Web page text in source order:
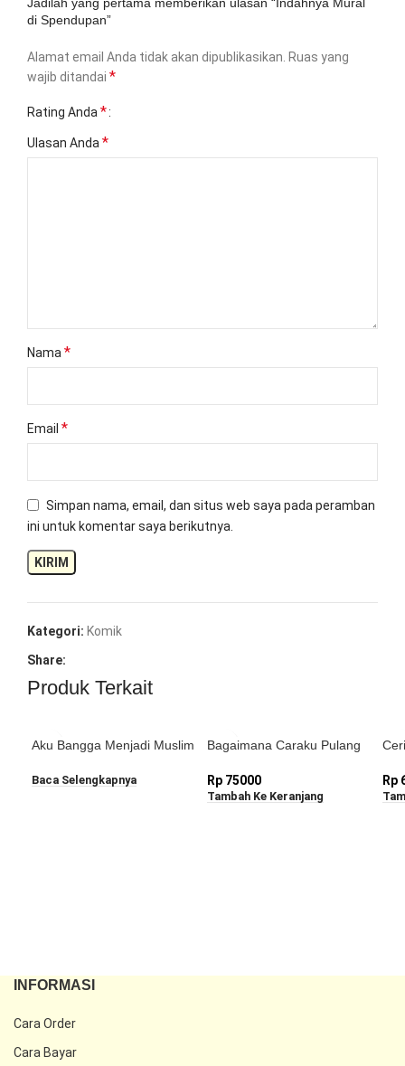
di Spendupan”
Alamat email Anda tidak akan dipublikasikan. Ruas yang
wajib ditandai *
Rating Anda *
Ulasan Anda *
Nama *
Email *
Simpan nama, email, dan situs web saya pada peramban
ini untuk komentar saya berikutnya.
Kategori: Komik
Share:
Produk Terkait
Aku Bangga Menjadi Muslim
Baca Selengkapnya
Bagaimana Caraku Pulang
Rp 75000
Tambah Ke Keranjang
Rp
INFORMASI
Cara Order
Cara Bayar